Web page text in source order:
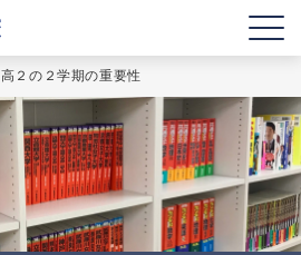
高２の２学期の重要性